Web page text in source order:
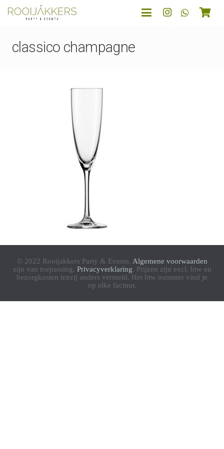
classico champagne
© 2022 Rooijakkers Party & Events. Algemene voorwaarden
zijn van toepassing. Privacyverklaring. Prijzen zijn excl. btw en
bezorgkosten tenzij anders vermeld. Het btw nummer vind je
op elke factuur.